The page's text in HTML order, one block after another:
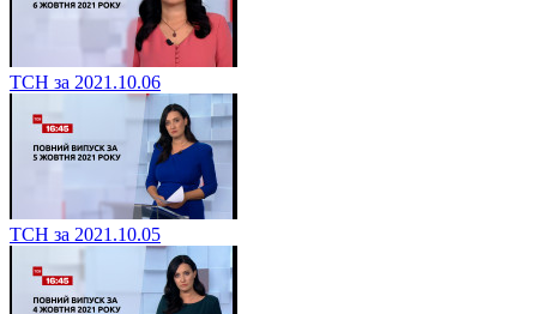
ТСН за 2021.10.06
ТСН за 2021.10.05